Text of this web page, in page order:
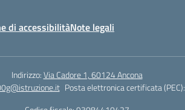
di accessibilitàNote legali
Indirizzo:Via Cadore 1, 60124 Ancona
Posta elettronica certificata (PEC):